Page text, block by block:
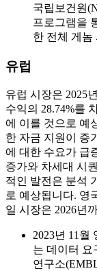
국립보건원
프로그램을
한 전체 게놈
유럽
유럽 ​​시장은 2025
수익의 28.74%를
에 이를 것으로 예
한 자금 지원이 증
에 대한 수요가 급
증가와 차세대 시
적인 발전은 분석
로 예상됩니다. 영
일 시장은 2026년
2023년 11월
는 데이터 요
연구소